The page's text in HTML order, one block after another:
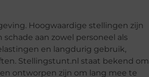
Hoogwaardige stellingen zijn
aan zowel personeel als
en langdurig gebruik,
Stellingstunt.nl staat bekend om
ontworpen zijn om lang mee te